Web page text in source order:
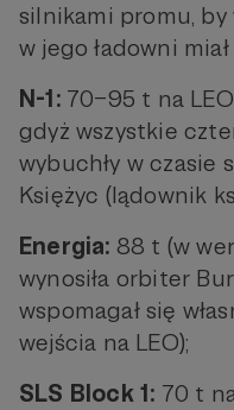
silnikami promu, by
w jego ładowni
N-1:70–95 t na
gdyż wszystkie
wybuchły w czasie
Księżyc (lądownik
Energia: 88 t (w
wynosiła orbiter
wspomagał się
wejścia na LEO);
SLS Block 1: 70 t